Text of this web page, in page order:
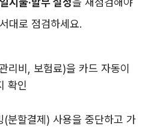
대로 점검하세요.
리비, 보험료)을 카드 자동이
확인
(분할결제) 사용을 중단하고 가